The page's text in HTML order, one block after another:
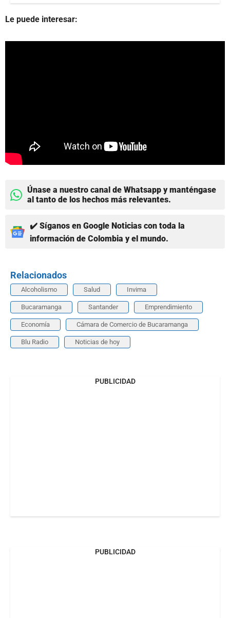
Le puede interesar:
Únase a nuestro canal de Whatsapp y manténgase
al tanto de los hechos más relevantes.
✔️ Síganos en Google Noticias con toda la
información de Colombia y el mundo.
Relacionados
Alcoholismo Salud Invima
Bucaramanga Santander Emprendimiento
Economía Cámara de Comercio de Bucaramanga
Blu Radio Noticias de hoy
PUBLICIDAD
PUBLICIDAD